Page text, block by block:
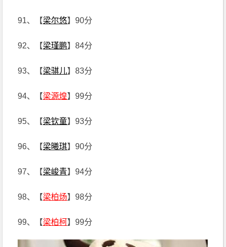
91、【梁尔悠】90分
92、【梁瑾鹏】84分
93、【梁骐儿】83分
94、【梁源煌】99分
95、【梁钦童】93分
96、【梁曦琪】90分
97、【梁峻青】94分
98、【梁柏炀】98分
99、【梁柏柯】99分